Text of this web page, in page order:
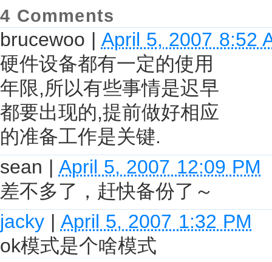
4 Comments
brucewoo | April 5, 2007 8:52
硬件设备都有一定的使用
年限,所以有些事情是迟早
都要出现的,提前做好相应
的准备工作是关键.
sean | April 5, 2007 12:09 PM
差不多了，赶快备份了～
jacky | April 5, 2007 1:32 PM
ok模式是个啥模式